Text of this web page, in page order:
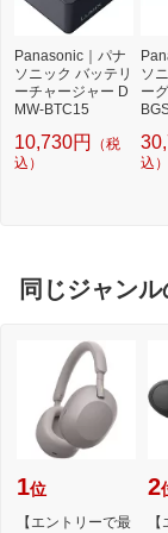
Panasonic｜パナ
ソニック バッテリ
ーチャージャー D
MW-BTC15
10,730円
（税
込）
ソ
ー
込）
同じジャン
1位
【エントリーで最
2